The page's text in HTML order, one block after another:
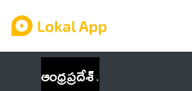
ఆంధ్రప్రదేశ్